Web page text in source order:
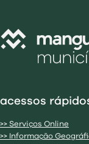
acessos
>> Serviços Online
>> Informação